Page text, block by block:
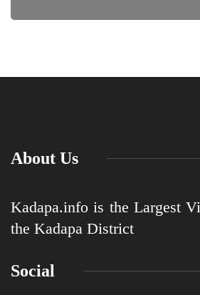
About Us
Kadapa.info is the Largest
the Kadapa District
Social